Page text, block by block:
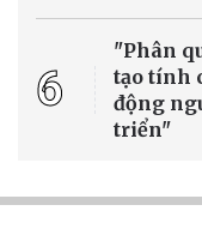
6
"Phân
tạo tính
động
triển"